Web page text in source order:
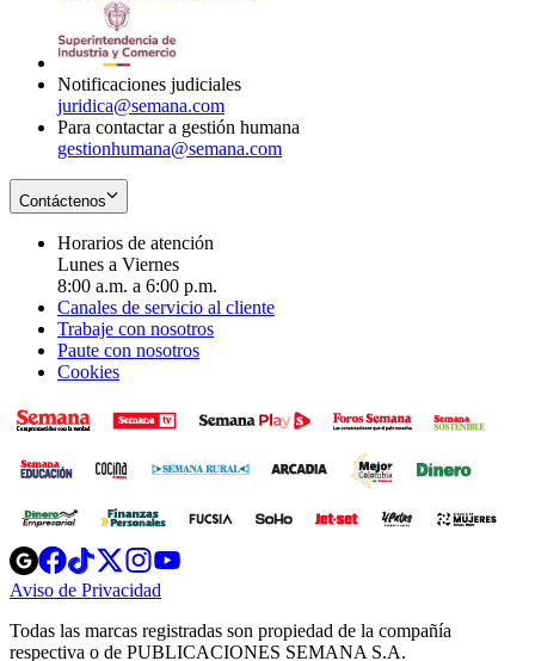
Notificaciones judiciales
juridica@semana.com
Para contactar a gestión humana
gestionhumana@semana.com
Contáctenos
Horarios de atención
Lunes a Viernes
8:00 a.m. a 6:00 p.m.
Canales de servicio al cliente
Trabaje con nosotros
Paute con nosotros
Cookies
Opens
in
new
Opens
in
new
Opens
in
new
window
Opens
new
windowwindow
Aviso de Privacidad
new
window
Todas las marcas registradas son propiedad de la compañía
respectiva o de PUBLICACIONES SEMANA S.A.